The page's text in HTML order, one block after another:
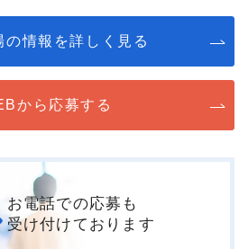
の情報を詳しく見る
から応募する
お電話での応募も
受け付けております